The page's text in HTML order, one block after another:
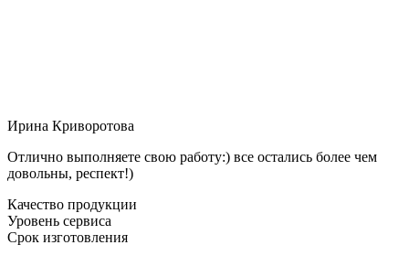
Ирина Криворотова
Отлично выполняете свою работу:) все остались более чем
довольны, респект!)
Качество продукции
Уровень сервиса
Срок изготовления